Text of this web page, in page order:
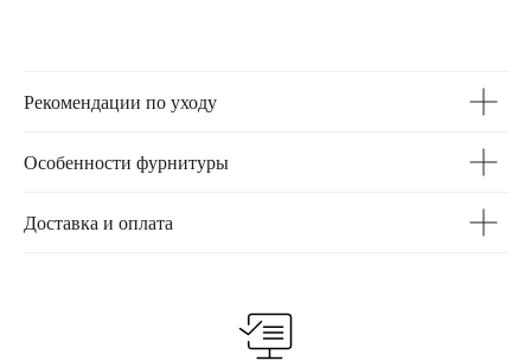
Рекомендации по уходу
Особенности фурнитуры
Доставка и оплата